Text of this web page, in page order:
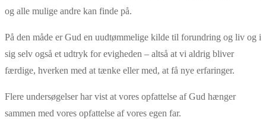
og alle mulige andre kan finde på.
På den måde er Gud en uudtømmelige kilde til forundring og liv og i
sig selv også et udtryk for evigheden – altså at vi aldrig bliver
færdige, hverken med at tænke eller med, at få nye erfaringer.
Flere undersøgelser har vist at vores opfattelse af Gud hænger
sammen med vores opfattelse af vores egen far.